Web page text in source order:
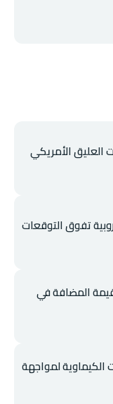
الأمريكي
تفوق التوقعات
المضافة في
الكيماوية لمواجهة